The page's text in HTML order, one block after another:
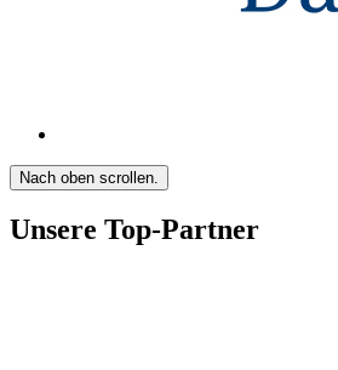
Nach oben scrollen.
Unsere Top-Partner